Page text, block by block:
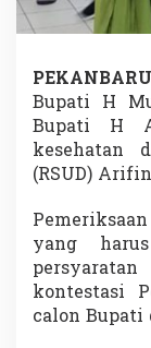
Bupati H
Bupati H
kesehatan
(RSUD)
yang
kontestasi
calon